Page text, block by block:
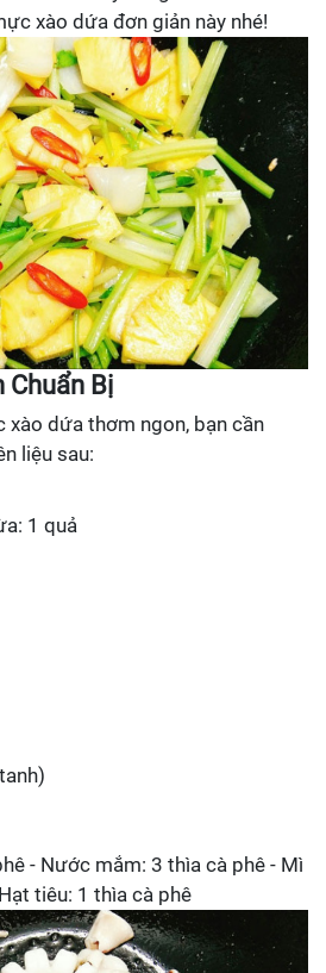
xào dứa đơn giản này nhé!
Chuẩn Bị
dứa thơm ngon, bạn cần
liệu sau:
1 quả
- Nước mắm: 3 thìa cà phê - Mì
tiêu: 1 thìa cà phê